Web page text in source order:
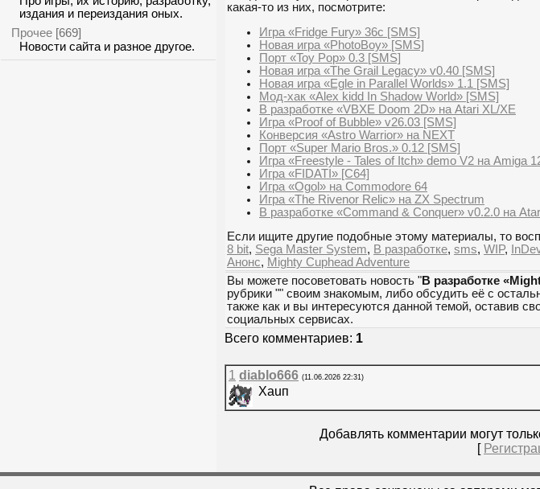
издания и переиздания оных.
Прочее [669]
Новости сайта и разное другое.
какая-то из них, посмотрите:
Игра «Fridge Fury» 36c [SMS]
Новая игра «PhotoBoy» [SMS]
Порт «Toy Pop» 0.3 [SMS]
Новая игра «The Grail Legacy» v0.40 [SMS]
Новая игра «Egle in Parallel Worlds» 1.1 [SMS]
Мод-хак «Alex kidd In Shadow World» [SMS]
В разработке «VBXE Doom 2D» на Atari XL/XE
Игра «Proof of Bubble» v26.03 [SMS]
Конверсия «Astro Warrior» на NEXT
Порт «Super Mario Bros.» 0.12 [SMS]
Игра «Freestyle - Tales of Itch» demo V2 на Amiga
Игра «FIDATI» [C64]
Игра «Ogol» на Commodore 64
Игра «The Rivenor Relic» на ZX Spectrum
В разработке «Command & Conquer» v0.2.0 на
Если ищите другие подобные этому материалы, то
8 bit, Sega Master System, В разработке, sms, WIP,
Анонс, Mighty Cuphead Adventure
Вы можете посоветовать новость "В разработке
рубрики "" своим знакомым, либо обсудить её с
также как и вы интересуются данной темой, оставив
социальных сервисах.
Всего комментариев: 1
1 diablo666 (11.06.2026 22:31)
Xauп
Добавлять комментарии могут
[